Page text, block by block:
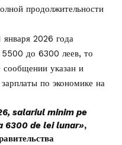
продолжительности
января 2026 года
5500 до 6300 леев, то
указан и
по экономике на
salariul minim pe
6300 de lei lunar»,